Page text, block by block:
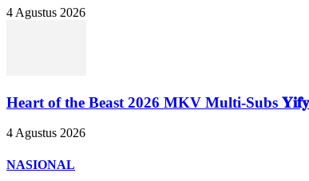
4 Agustus 2026
Heart of the Beast 2026 MKV Multi-Subs
4 Agustus 2026
NASIONAL